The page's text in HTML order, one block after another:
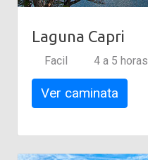
Laguna Capri
Facil 4 a 5 horas
Ver caminata